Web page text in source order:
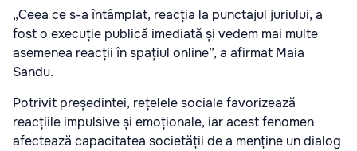
„Ceea ce s-a întâmplat, reacția la punctajul juriului, a
fost o execuție publică imediată și vedem mai multe
asemenea reacții în spațiul online”, a afirmat Maia
Sandu.
Potrivit președintei, rețelele sociale favorizează
reacțiile impulsive și emoționale, iar acest fenomen
afectează capacitatea societății de a menține un dialog